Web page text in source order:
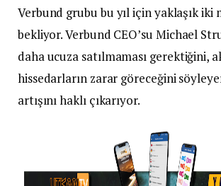
Verbund grubu bu yıl için yaklaşık iki
bekliyor. Verbund CEO’su Michael
daha ucuza satılmaması gerektiğini,
hissedarların zarar göreceğini
artışını haklı çıkarıyor.